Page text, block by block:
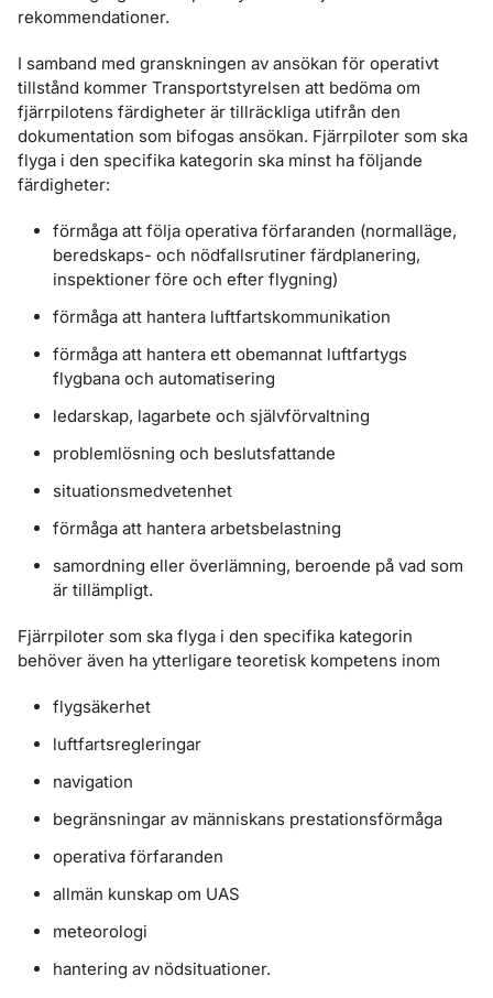
rekommendationer.
I samband med granskningen av ansökan för operativt
tillstånd kommer Transportstyrelsen att bedöma om
fjärrpilotens färdigheter är tillräckliga utifrån den
dokumentation som bifogas ansökan. Fjärrpiloter som ska
flyga i den specifika kategorin ska minst ha följande
färdigheter:
förmåga att följa operativa förfaranden (normalläge,
beredskaps- och nödfallsrutiner färdplanering,
inspektioner före och efter flygning)
förmåga att hantera luftfartskommunikation
förmåga att hantera ett obemannat luftfartygs
flygbana och automatisering
ledarskap, lagarbete och självförvaltning
problemlösning och beslutsfattande
situationsmedvetenhet
förmåga att hantera arbetsbelastning
samordning eller överlämning, beroende på vad som
är tillämpligt.
Fjärrpiloter som ska flyga i den specifika kategorin
behöver även ha ytterligare teoretisk kompetens inom
flygsäkerhet
luftfartsregleringar
navigation
begränsningar av människans prestationsförmåga
operativa förfaranden
allmän kunskap om UAS
meteorologi
hantering av nödsituationer.